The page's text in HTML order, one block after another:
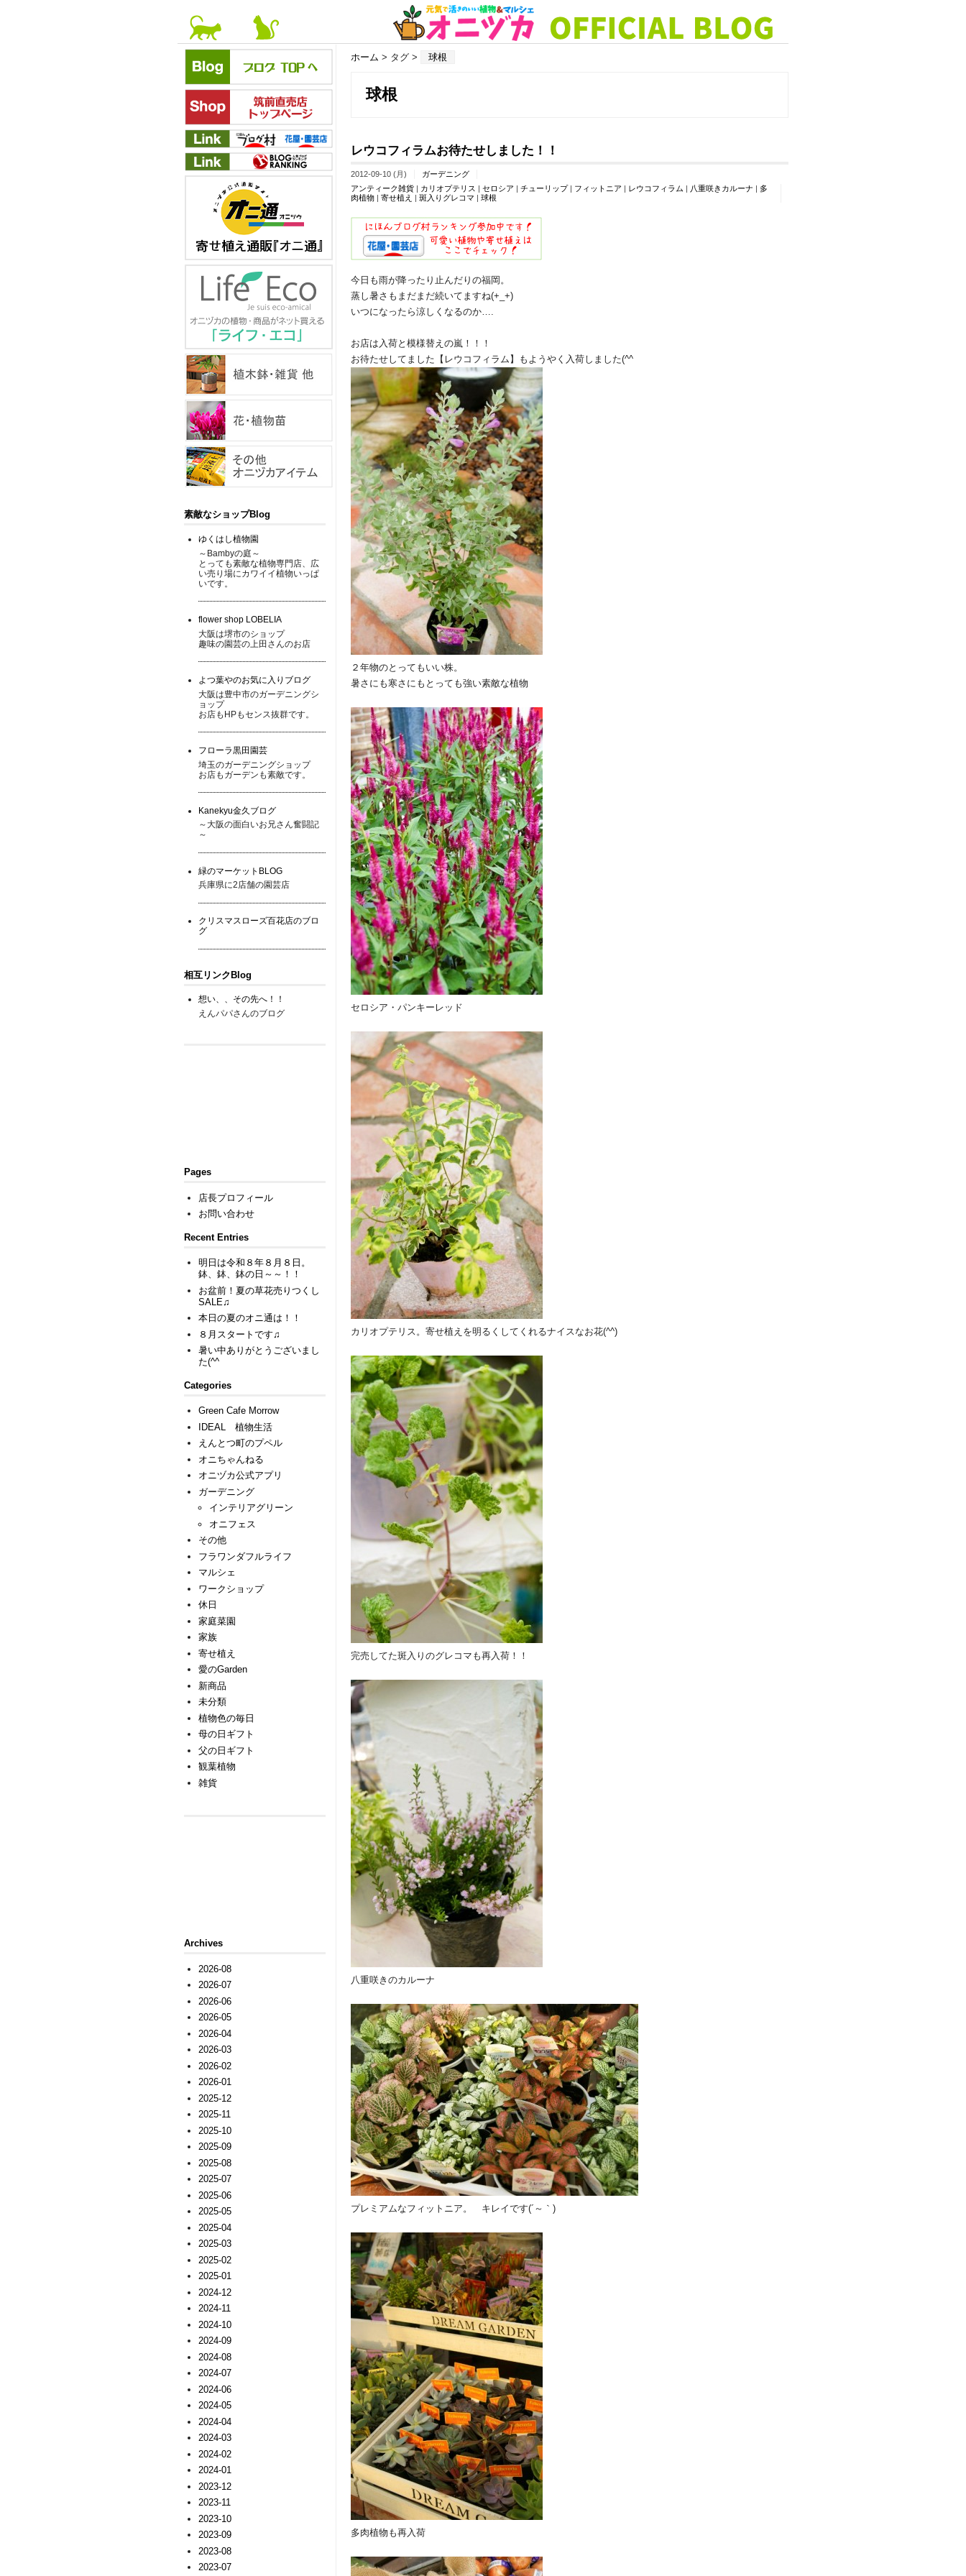
ホーム > タグ > 球根
球根
レウコフィラムお待たせしました！！
2012-09-10 (月)
ガーデニング
アンティーク雑貨 | カリオプテリス | セロシア | チューリップ| フィットニア | レウコフィラム | 八重咲きカルーナ | 多
肉植物 | 寄せ植え | 斑入りグレコマ | 球根
今日も雨が降ったり止んだりの福岡。
蒸し暑さもまだまだ続いてますね(+_+)
いつになったら涼しくなるのか….
お店は入荷と模様替えの嵐！！！
お待たせしてました【レウコフィラム】もようやく入荷しました(^^ゞ
２年物のとってもいい株。
暑さにも寒さにもとっても強い素敵な植物
セロシア・パンキーレッド
カリオプテリス。寄せ植えを明るくしてくれるナイスなお花(^^)
完売してた斑入りのグレコマも再入荷！！
八重咲きのカルーナ
プレミアムなフィットニア。 キレイです(´～｀)
多肉植物も再入荷
素敵なショップBlog
ゆくはし植物園
～Bambyの庭～
とっても素敵な植物専門店、広
い売り場にカワイイ植物いっぱ
いです。
flower shop LOBELIA
大阪は堺市のショップ
趣味の園芸の上田さんのお店
よつ葉やのお気に入りブログ
大阪は豊中市のガーデニングシ
ョップ
お店もHPもセンス抜群です。
フローラ黒田園芸
埼玉のガーデニングショップ
お店もガーデンも素敵です。
Kanekyu金久ブログ
～大阪の面白いお兄さん奮闘記
～
緑のマーケットBLOG
兵庫県に2店舗の園芸店
クリスマスローズ百花店のブロ
グ
相互リンクBlog
想い、、その先へ！！
えんパパさんのブログ
Pages
店長プロフィール
お問い合わせ
Recent Entries
明日は令和８年８月８日。
鉢、鉢、鉢の日～～！！
お盆前！夏の草花売りつくし
SALE♫
本日の夏のオニ通は！！
８月スタートです♫
暑い中ありがとうございまし
た(^^ゞ
Categories
Green Cafe Morrow
IDEAL 植物生活
えんとつ町のプペル
オニちゃんねる
オニヅカ公式アプリ
ガーデニング
インテリアグリーン
オニフェス
その他
フラワンダフルライフ
マルシェ
ワークショップ
休日
家庭菜園
家族
寄せ植え
愛のGarden
新商品
未分類
植物色の毎日
母の日ギフト
父の日ギフト
観葉植物
雑貨
Archives
2026-08
2026-07
2026-06
2026-05
2026-04
2026-03
2026-02
2026-01
2025-12
2025-11
2025-10
2025-09
2025-08
2025-07
2025-06
2025-05
2025-04
2025-03
2025-02
2025-01
2024-12
2024-11
2024-10
2024-09
2024-08
2024-07
2024-06
2024-05
2024-04
2024-03
2024-02
2024-01
2023-12
2023-11
2023-10
2023-09
2023-08
2023-07